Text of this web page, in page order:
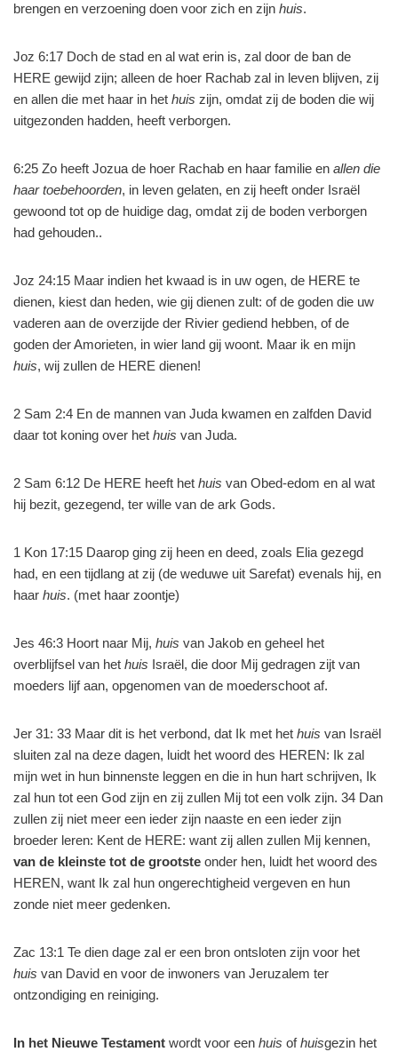
brengen en verzoening doen voor zich en zijn huis.
Joz 6:17 Doch de stad en al wat erin is, zal door de ban de
HERE gewijd zijn; alleen de hoer Rachab zal in leven blijven, zij
en allen die met haar in het huis zijn, omdat zij de boden die wij
uitgezonden hadden, heeft verborgen.
6:25 Zo heeft Jozua de hoer Rachab en haar familie en allen die
haar toebehoorden, in leven gelaten, en zij heeft onder Israël
gewoond tot op de huidige dag, omdat zij de boden verborgen
had gehouden..
Joz 24:15 Maar indien het kwaad is in uw ogen, de HERE te
dienen, kiest dan heden, wie gij dienen zult: of de goden die uw
vaderen aan de overzijde der Rivier gediend hebben, of de
goden der Amorieten, in wier land gij woont. Maar ik en mijn
huis, wij zullen de HERE dienen!
2 Sam 2:4 En de mannen van Juda kwamen en zalfden David
daar tot koning over het huis van Juda.
2 Sam 6:12 De HERE heeft het huis van Obed-edom en al wat
hij bezit, gezegend, ter wille van de ark Gods.
1 Kon 17:15 Daarop ging zij heen en deed, zoals Elia gezegd
had, en een tijdlang at zij (de weduwe uit Sarefat) evenals hij, en
haar huis. (met haar zoontje)
Jes 46:3 Hoort naar Mij, huis van Jakob en geheel het
overblijfsel van het huis Israël, die door Mij gedragen zijt van
moeders lijf aan, opgenomen van de moederschoot af.
Jer 31: 33 Maar dit is het verbond, dat Ik met het huis van Israël
sluiten zal na deze dagen, luidt het woord des HEREN: Ik zal
mijn wet in hun binnenste leggen en die in hun hart schrijven, Ik
zal hun tot een God zijn en zij zullen Mij tot een volk zijn. 34 Dan
zullen zij niet meer een ieder zijn naaste en een ieder zijn
broeder leren: Kent de HERE: want zij allen zullen Mij kennen,
van de kleinste tot de grootste onder hen, luidt het woord des
HEREN, want Ik zal hun ongerechtigheid vergeven en hun
zonde niet meer gedenken.
Zac 13:1 Te dien dage zal er een bron ontsloten zijn voor het
huis van David en voor de inwoners van Jeruzalem ter
ontzondiging en reiniging.
In het Nieuwe Testament wordt voor een huis ofhuisgezin het